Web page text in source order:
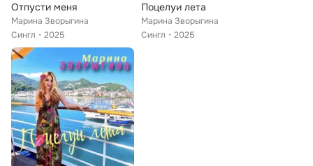
Отпусти меня
Марина Зворыгина
Сингл
2025
Поцелуи лета
Марина Зворыгина
Сингл
2025